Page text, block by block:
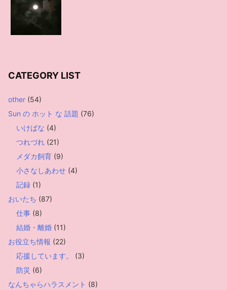
CATEGORY LIST
other (54)
Sun の ホット な 話題 (76)
いけばな (4)
つれづれ (21)
メダカ飼育 (9)
小さなしあわせ (4)
記録 (1)
おいたち (87)
仕事 (8)
結婚・離婚 (11)
お役立ち情報 (22)
応援しています。
(3)
防災 (6)
なんちゃらハラスメント (8)